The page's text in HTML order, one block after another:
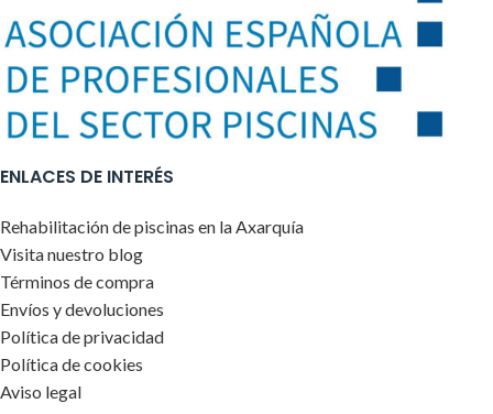
ENLACES DE INTERÉS
Rehabilitación de piscinas en la Axarquía
Visita nuestro blog
Términos de compra
Envíos y devoluciones
Política de privacidad
Política de cookies
Aviso legal